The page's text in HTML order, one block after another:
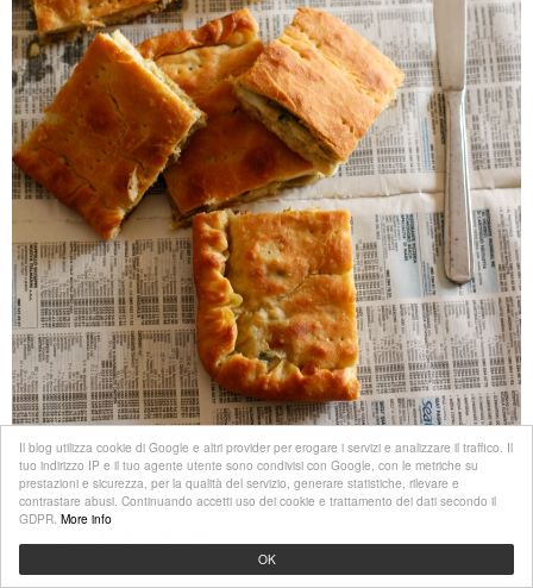
OK
Il blog utilizza cookie di Google e altri provider per erogare i servizi e analizzare il traffico. Il
tuo indirizzo IP e il tuo agente utente sono condivisi con Google, con le metriche su
prestazioni e sicurezza, per la qualità del servizio, generare statistiche, rilevare e
contrastare abusi. Continuando accetti uso dei cookie e trattamento dei dati secondo il
GDPR. More info
SHARE: